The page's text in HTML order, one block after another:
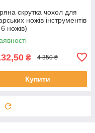
скрутка чохол для
ножів інструментів
ножів)
₴ 4 350 ₴
Купити